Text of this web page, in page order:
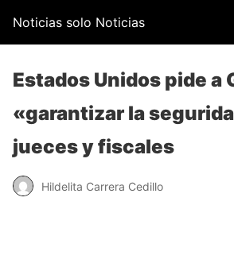
Noticias solo Noticias
Estados Unidos pide a
«garantizar la
jueces y fiscales
Hildelita Carrera Cedillo